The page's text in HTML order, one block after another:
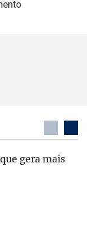
gera mais